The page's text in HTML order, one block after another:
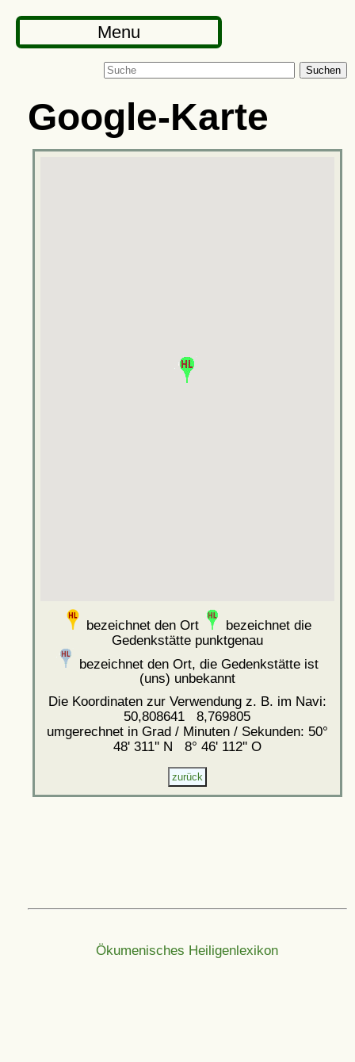
Menu
Suchen
Google-Karte
bezeichnet den Ort
bezeichnet die
Gedenkstätte punktgenau
bezeichnet den Ort, die Gedenkstätte ist
(uns) unbekannt
Die Koordinaten zur Verwendung z. B. im Navi:
50,808641 8,769805
umgerechnet in Grad / Minuten / Sekunden: 50°
48' 311'' N 8° 46' 112'' O
Ökumenisches Heiligenlexikon